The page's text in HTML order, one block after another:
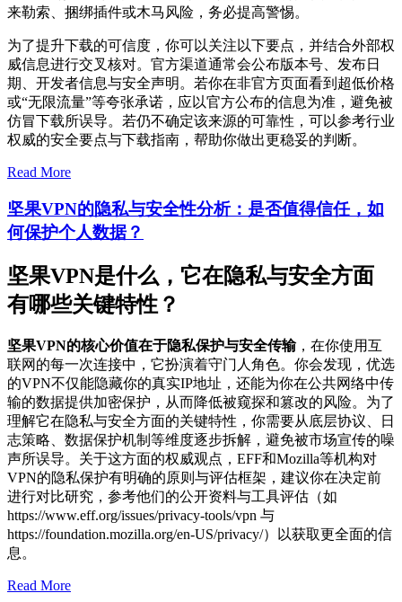
来勒索、捆绑插件或木马风险，务必提高警惕。
为了提升下载的可信度，你可以关注以下要点，并结合外部权
威信息进行交叉核对。官方渠道通常会公布版本号、发布日
期、开发者信息与安全声明。若你在非官方页面看到超低价格
或“无限流量”等夸张承诺，应以官方公布的信息为准，避免被
仿冒下载所误导。若仍不确定该来源的可靠性，可以参考行业
权威的安全要点与下载指南，帮助你做出更稳妥的判断。
Read More
坚果VPN的隐私与安全性分析：是否值得信任，如
何保护个人数据？
坚果VPN是什么，它在隐私与安全方面
有哪些关键特性？
坚果VPN的核心价值在于隐私保护与安全传输，在你使用互
联网的每一次连接中，它扮演着守门人角色。你会发现，优选
的VPN不仅能隐藏你的真实IP地址，还能为你在公共网络中传
输的数据提供加密保护，从而降低被窥探和篡改的风险。为了
理解它在隐私与安全方面的关键特性，你需要从底层协议、日
志策略、数据保护机制等维度逐步拆解，避免被市场宣传的噪
声所误导。关于这方面的权威观点，EFF和Mozilla等机构对
VPN的隐私保护有明确的原则与评估框架，建议你在决定前
进行对比研究，参考他们的公开资料与工具评估（如
https://www.eff.org/issues/privacy-tools/vpn 与
https://foundation.mozilla.org/en-US/privacy/）以获取更全面的信
息。
Read More